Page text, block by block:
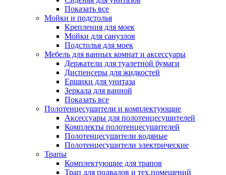
Показать все
Мойки и подстолья
Крепления для моек
Мойки для санузлов
Подстолья для моек
Мебель для ванных комнат и аксессуары
Держатели для туалетной бумаги
Диспенсеры для жидкостей
Ершики для унитаза
Зеркала для ванной
Показать все
Полотенцесушители и комплектующие
Аксессуары для полотенцесушителей
Комплекты полотенцесушителей
Полотенцесушители водяные
Полотенцесушители электрические
Трапы
Комплектующие для трапов
Трап для подвалов и тех.помещений